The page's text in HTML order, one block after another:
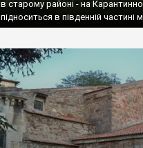
в старому районі - на
підноситься в південній частині